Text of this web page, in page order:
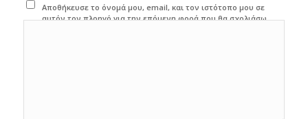
Αποθήκευσε το όνομά μου, email, και τον ιστότοπο μου σε
αυτόν τον πλοηγό για την επόμενη φορά που θα σχολιάσω.